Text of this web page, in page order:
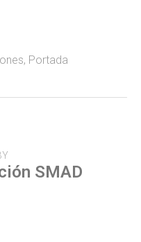
, Portada
SMAD